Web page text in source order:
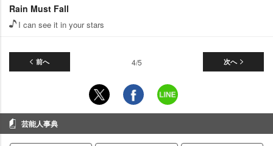
Rain Must Fall
I can see it in your stars
前へ 次へ
4/5
芸能人事典